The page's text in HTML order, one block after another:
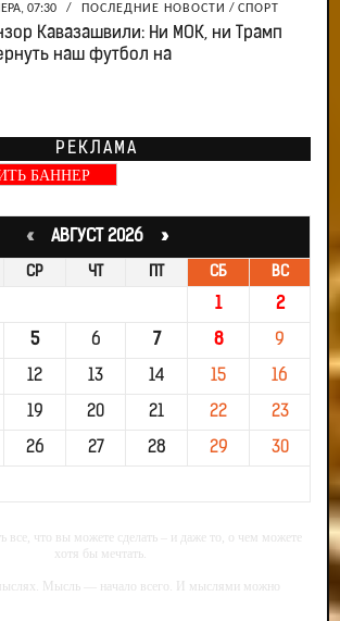
07:30 / ПОСЛЕДНИЕ НОВОСТИ / СПОРТ
Кавазашвили: Ни МОК, ни Трамп
наш футбол на
РЕКЛАМА
БАННЕР
«АВГУСТ 2026 »
СР ЧТ ПТ СБ ВС
1 2
5 6 7 8 9
12 13 14 15 16
19 20 21 22 23
26 27 28 29 30
все, что вы можете сделать – и даже то, о чем можете
хотя бы мечтать.
Мысль — начало всего. И мыслями можно